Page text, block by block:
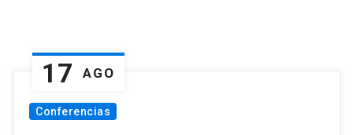
17 AGO
Conferencias